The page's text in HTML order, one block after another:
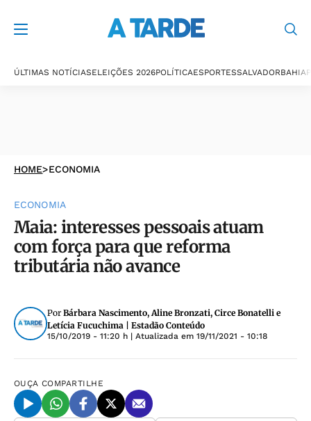
ÚLTIMAS NOTÍCIASELEIÇÕES 2026POLÍTICAESPORTESSALVADORBAHIA
HOME>ECONOMIA
ECONOMIA
Maia: interesses pessoais atuam
com força para que reforma
tributária não avance
Por Bárbara Nascimento, Aline Bronzati, Circe Bonatelli e
Letícia Fucuchima | Estadão Conteúdo
15/10/2019 - 11:20 h | Atualizada em 19/11/2021 - 10:18
OUÇA COMPARTILHE